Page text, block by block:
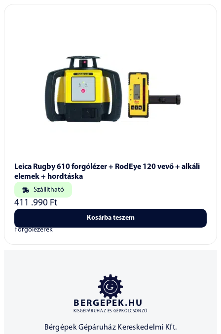
Leica Rugby 610 forgólézer + RodEye 120 vevő + alkáli
elemek + hordtáska
Szállítható
411 .990 Ft
Kosárba teszem
Forgólézerek
BERGEPEK.HU
KISGÉPÁRUHÁZ ÉS GÉPKÖLCSÖNZŐ
Bérgépek Gépáruház Kereskedelmi Kft.